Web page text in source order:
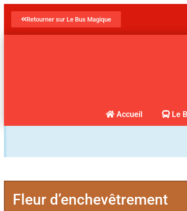
Retourner sur Le Bus Magique
Accueil Le
Fleur d’enchevêtrement